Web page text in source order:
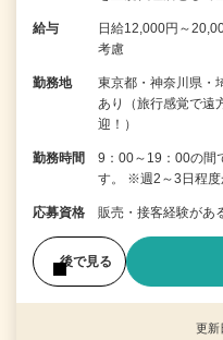
給与
日給12,000円～
考慮
勤務地
東京都・神奈川県・
あり（旅行感覚で遠
迎！）
勤務時間
9：00～19：00の間
す。 ※週2～3日程度
応募資格 販売・接客経験があ
後で見る
更新